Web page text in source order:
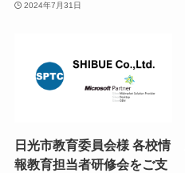
2024年7月31日
日光市教育委員会様 各校情
報教育担当者研修会をご支